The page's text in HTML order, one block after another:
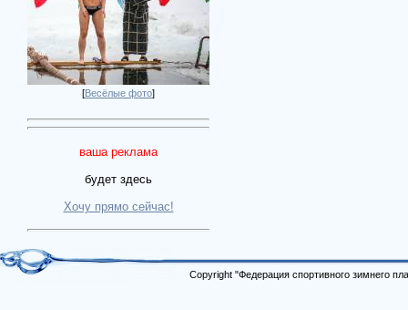
[Весёлые фото]
ваша реклама
будет здесь
Хочу прямо сейчас!
Copyright "Федерация спортивного зимнего